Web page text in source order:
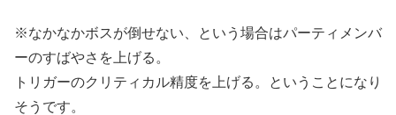
※なかなかボスが倒せない、という場合はパーティメンバ
ーのすばやさを上げる。
トリガーのクリティカル精度を上げる。ということになり
そうです。